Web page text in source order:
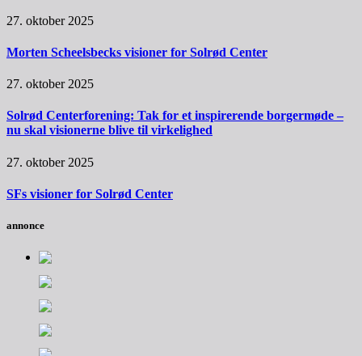
27. oktober 2025
Morten Scheelsbecks visioner for Solrød Center
27. oktober 2025
Solrød Centerforening: Tak for et inspirerende borgermøde –
nu skal visionerne blive til virkelighed
27. oktober 2025
SFs visioner for Solrød Center
annonce